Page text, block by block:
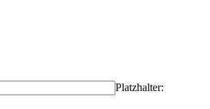
Platzhalter: